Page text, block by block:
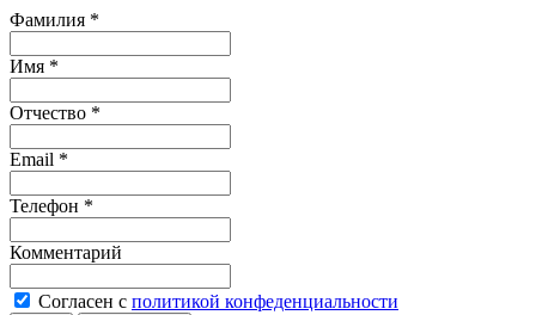
Фамилия *
Имя *
Отчество *
Email *
Телефон *
Комментарий
Согласен с политикой конфеденциальности